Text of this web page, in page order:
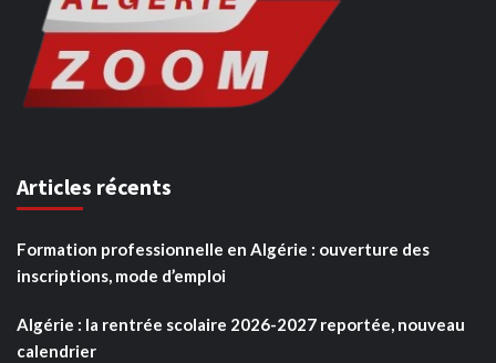
Articles récents
Formation professionnelle en Algérie : ouverture des
inscriptions, mode d’emploi
Algérie : la rentrée scolaire 2026-2027 reportée, nouveau
calendrier